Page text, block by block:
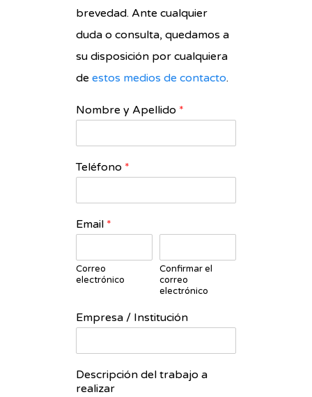
brevedad. Ante cualquier
duda o consulta, quedamos a
su disposición por cualquiera
de estos medios de contacto.
Nombre y Apellido *
Teléfono *
Email *
Correo
electrónico
Confirmar el
correo
electrónico
Empresa / Institución
Descripción del trabajo a
realizar